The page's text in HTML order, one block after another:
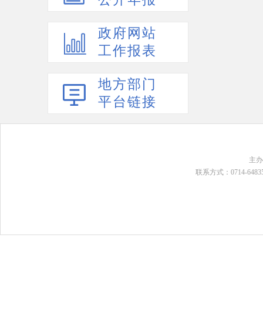
政府网站
工作报表
地方部门
平台链接
主
联系方式：0714-